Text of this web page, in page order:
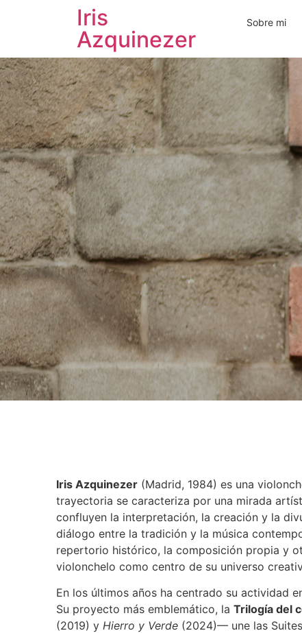
Iris
Azquinezer
Sobre mi
Iris Azquinezer (Madrid, 1984) es una
trayectoria se caracteriza por una mirada
confluyen la interpretación, la creación y la
diálogo entre la tradición y la música
repertorio histórico, la composición propia y
violonchelo como centro de su universo
En los últimos años ha centrado su actividad
Su proyecto más emblemático, la Trilogía del
(2019) y Hierro y Verde (2024)— une las